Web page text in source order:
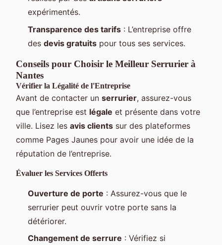
expérimentés.
Transparence des tarifs : L’entreprise offre
des devis gratuits pour tous ses services.
Conseils pour Choisir le Meilleur Serrurier à
Nantes
Vérifier la Légalité de l'Entreprise
Avant de contacter un serrurier, assurez-vous
que l’entreprise est légale et présente dans votre
ville. Lisez les avis clients sur des plateformes
comme Pages Jaunes pour avoir une idée de la
réputation de l’entreprise.
Évaluer les Services Offerts
Ouverture de porte : Assurez-vous que le
serrurier peut ouvrir votre porte sans la
détériorer.
Changement de serrure : Vérifiez si